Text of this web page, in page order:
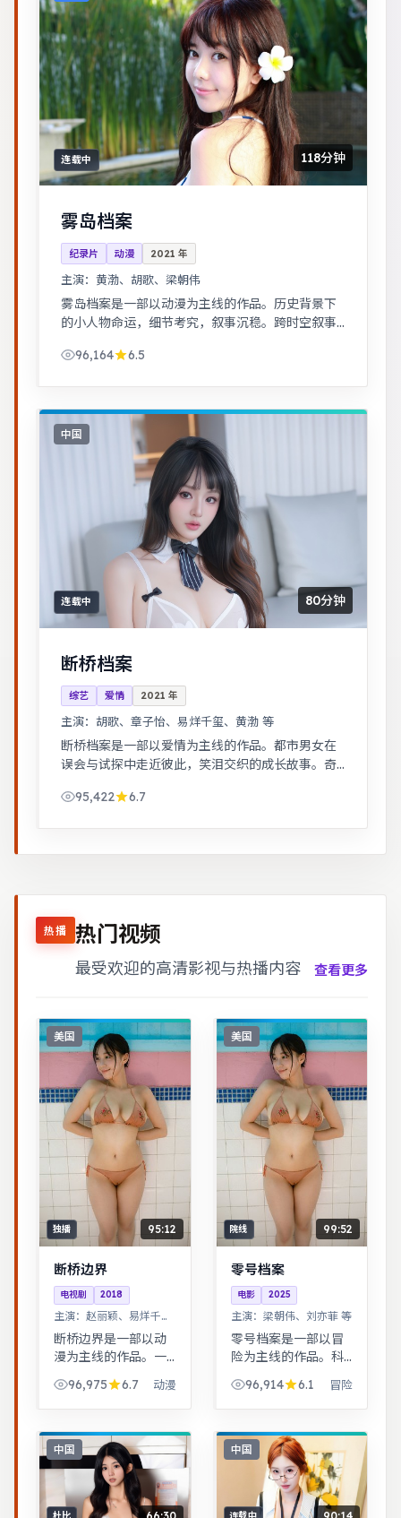
连载中 118分钟
雾岛档案
纪录片 动漫 2021 年
主演： 黄渤、胡歌、梁朝伟
雾岛档案是一部以动漫为主线的作品。历史背景下
的小人物命运，细节考究，叙事沉稳。跨时空叙事
96,164
6.5
中国
连载中 80分钟
断桥档案
综艺 爱情 2021 年
主演： 胡歌、章子怡、易烊千玺、黄渤 等
断桥档案是一部以爱情为主线的作品。都市男女在
误会与试探中走近彼此，笑泪交织的成长故事。奇
95,422
6.7
热播 热门视频
最受欢迎的高清影视与热播内容 查看更多
美国
独播 95:12
断桥边界
电视剧 2018
主演： 赵丽颖、易烊千玺
等
断桥边界是一部以动
漫为主线的作品。一
桩旧案因新证据重启
调查，真相远比表面
更加残酷。奇幻世界
观完整，伏笔回收利
落，适合系列化追
看。
96,975 6.7 动漫
美国
院线 99:52
零号档案
电影 2025
主演： 梁朝伟、刘亦菲 等
零号档案是一部以冒
险为主线的作品。科
幻设定下探讨亲情与
记忆，视觉风格鲜
明，节奏张弛有度。
热血与幽默并存，友
情与信念贯穿始终，
适合全家观看。
96,914 6.1 冒险
中国 中国